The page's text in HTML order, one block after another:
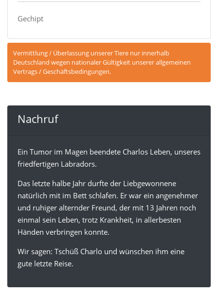
Gechipt
Vermittlung / Überlassung unserer Tiere nur innerhalb
Deutschland wegen nationaler Gültigkeit unserer allgemeinen
Vertrags / Geschäftsbedingungen.
Nachruf
Ein Tumor im Magen beendete Charlos Leben, unseres
friedfertigen Labradors.
Das letzte halbe Jahr durfte der Liebgewonnene
natürlich mit im Bett schlafen. Er war ein angenehmer
und ruhiger alternder Freund, der mit 13 Jahren noch
einmal sein Leben, trotz Krankheit, in allerbesten
Händen verbringen konnte.
Wir sagen: Tschüß Charlo und wünschen ihm eine
gute letzte Reise.